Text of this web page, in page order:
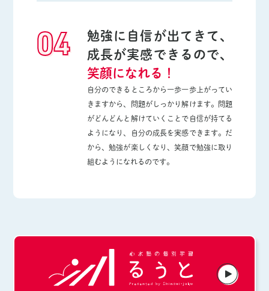
04
勉強に自信が出てきて、
成長が実感できるので、
笑顔になれる！
自分のできるところから一歩一歩上がってい
きますから、問題がしっかり解けます。問題
がどんどんと解けていくことで自信が持てる
ようになり、自分の成長を実感できます。だ
から、勉強が楽しくなり、笑顔で勉強に取り
組むようになれるのです。